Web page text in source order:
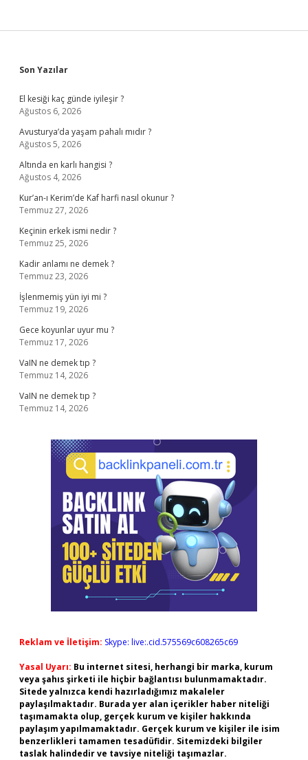
Sidebar
Son Yazılar
El kesiği kaç günde iyileşir ?
Ağustos 6, 2026
Avusturya’da yaşam pahalı mıdır ?
Ağustos 5, 2026
Altında en karlı hangisi ?
Ağustos 4, 2026
Kur’an-ı Kerim’de Kaf harfi nasıl okunur ?
Temmuz 27, 2026
Keçinin erkek ismi nedir ?
Temmuz 25, 2026
Kadir anlamı ne demek ?
Temmuz 23, 2026
İşlenmemiş yün iyi mi ?
Temmuz 19, 2026
Gece koyunlar uyur mu ?
Temmuz 17, 2026
VaIN ne demek tıp ?
Temmuz 14, 2026
VaIN ne demek tıp ?
Temmuz 14, 2026
Reklam ve İletişim: Skype: live:.cid.575569c608265c69
Yasal Uyarı: Bu internet sitesi, herhangi bir marka, kurum
veya şahıs şirketi ile hiçbir bağlantısı bulunmamaktadır.
Sitede yalnızca kendi hazırladığımız makaleler
paylaşılmaktadır. Burada yer alan içerikler haber niteliği
taşımamakta olup, gerçek kurum ve kişiler hakkında
paylaşım yapılmamaktadır. Gerçek kurum ve kişiler ile isim
benzerlikleri tamamen tesadüfidir. Sitemizdeki bilgiler
taslak halindedir ve tavsiye niteliği taşımazlar.